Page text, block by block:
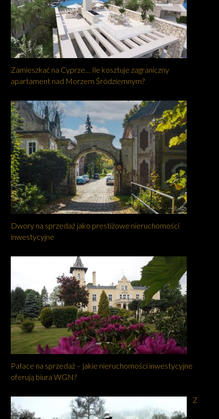
Zamieszkać na Cyprze… Ile kosztuje zagraniczny
apartament nad Morzem Śródziemnym?
Dwory na sprzedaż jako prestiżowe nieruchomości
inwestycyjne
Pałace na sprzedaż – jakie nieruchomości inwestycyjne
oferują biura WGN?
Z